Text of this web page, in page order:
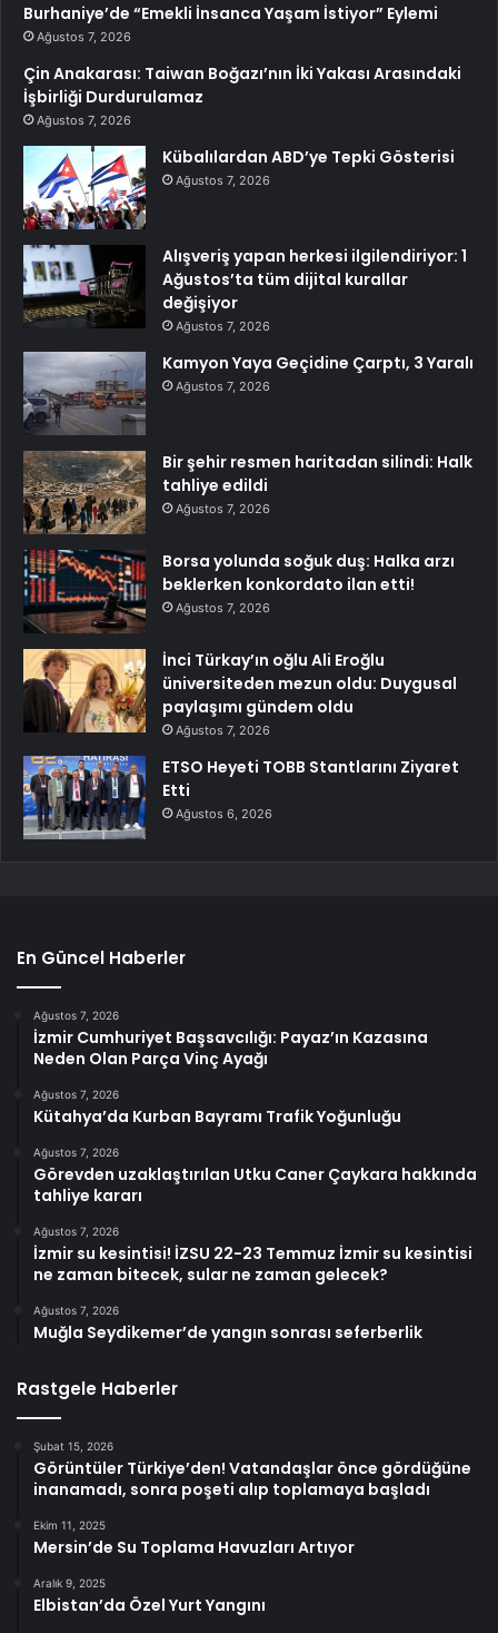
Burhaniye’de “Emekli İnsanca Yaşam İstiyor” Eylemi
Ağustos 7, 2026
Çin Anakarası: Taiwan Boğazı’nın İki Yakası Arasındaki
İşbirliği Durdurulamaz
Ağustos 7, 2026
Kübalılardan ABD’ye Tepki Gösterisi
Ağustos 7, 2026
Alışveriş yapan herkesi ilgilendiriyor: 1
Ağustos’ta tüm dijital kurallar
değişiyor
Ağustos 7, 2026
Kamyon Yaya Geçidine Çarptı, 3 Yaralı
Ağustos 7, 2026
Bir şehir resmen haritadan silindi: Halk
tahliye edildi
Ağustos 7, 2026
Borsa yolunda soğuk duş: Halka arzı
beklerken konkordato ilan etti!
Ağustos 7, 2026
İnci Türkay’ın oğlu Ali Eroğlu
üniversiteden mezun oldu: Duygusal
paylaşımı gündem oldu
Ağustos 7, 2026
ETSO Heyeti TOBB Stantlarını Ziyaret
Etti
Ağustos 6, 2026
En Güncel Haberler
Ağustos 7, 2026
İzmir Cumhuriyet Başsavcılığı: Payaz’ın Kazasına
Neden Olan Parça Vinç Ayağı
Ağustos 7, 2026
Kütahya’da Kurban Bayramı Trafik Yoğunluğu
Ağustos 7, 2026
Görevden uzaklaştırılan Utku Caner Çaykara hakkında
tahliye kararı
Ağustos 7, 2026
İzmir su kesintisi! İZSU 22-23 Temmuz İzmir su kesintisi
ne zaman bitecek, sular ne zaman gelecek?
Ağustos 7, 2026
Muğla Seydikemer’de yangın sonrası seferberlik
Rastgele Haberler
Şubat 15, 2026
Görüntüler Türkiye’den! Vatandaşlar önce gördüğüne
inanamadı, sonra poşeti alıp toplamaya başladı
Ekim 11, 2025
Mersin’de Su Toplama Havuzları Artıyor
Aralık 9, 2025
Elbistan’da Özel Yurt Yangını